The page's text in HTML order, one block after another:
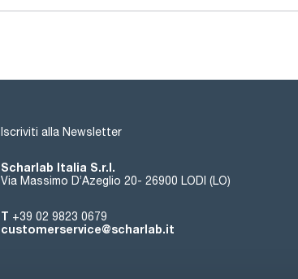
Iscriviti alla Newsletter
Scharlab Italia S.r.l.
Via Massimo D’Azeglio 20- 26900 LODI (LO)
T +39 02 9823 0679
customerservice@scharlab.it